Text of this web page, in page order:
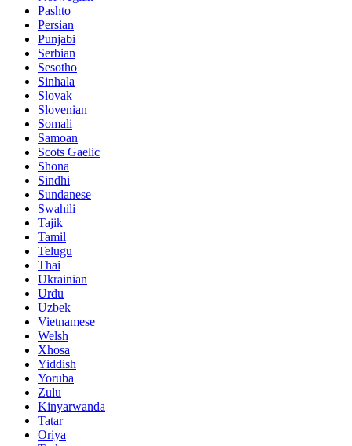
Pashto
Persian
Punjabi
Serbian
Sesotho
Sinhala
Slovak
Slovenian
Somali
Samoan
Scots Gaelic
Shona
Sindhi
Sundanese
Swahili
Tajik
Tamil
Telugu
Thai
Ukrainian
Urdu
Uzbek
Vietnamese
Welsh
Xhosa
Yiddish
Yoruba
Zulu
Kinyarwanda
Tatar
Oriya